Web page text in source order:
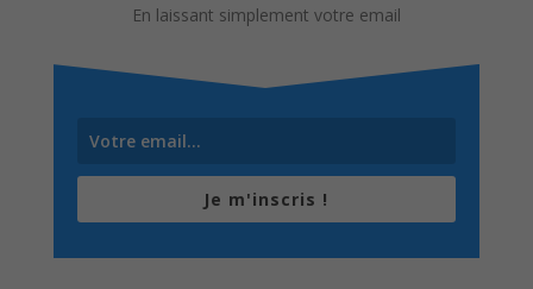
En laissant simplement votre email
Je m'inscris !